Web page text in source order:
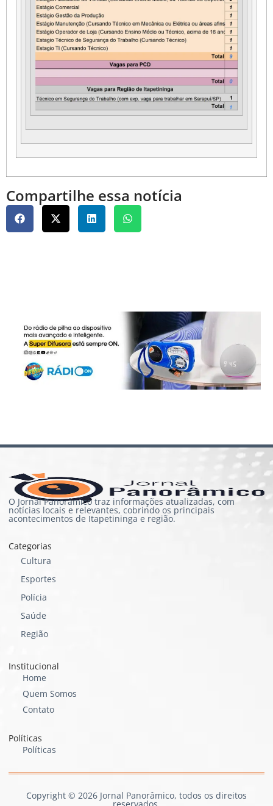
Compartilhe essa notícia
O Jornal Panorâmico traz informações atualizadas, com
notícias locais e relevantes, cobrindo os principais
acontecimentos de Itapetininga e região.
Categorias
Cultura
Esportes
Polícia
Saúde
Região
Institucional
Home
Quem Somos
Contato
Políticas
Políticas
Copyright © 2026 Jornal Panorâmico, todos os direitos